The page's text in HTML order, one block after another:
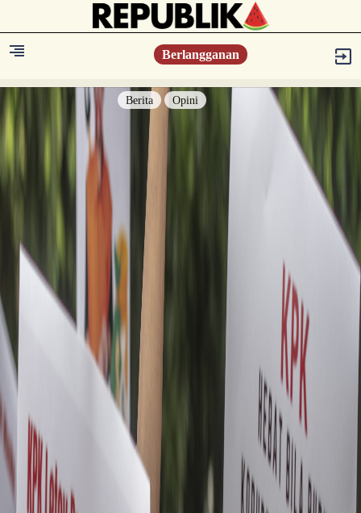
Berlangganan
Berita Opini
Berita
Islam Digest
Opini
Konsultasi Syariah
Resonansi
Iqtishodia
Sastra